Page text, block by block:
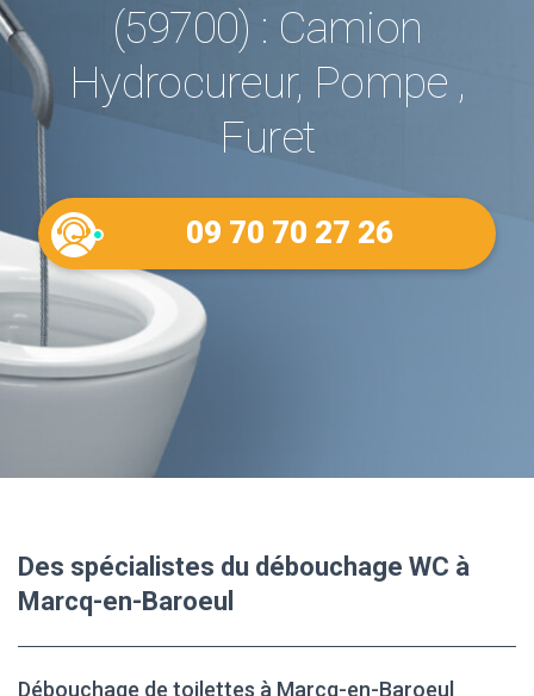
(59700) : Camion
Hydrocureur, Pompe ,
Furet
09 70 70 27 26
Des spécialistes du débouchage WC à
Marcq-en-Baroeul
Débouchage de toilettes à Marcq-en-Baroeul